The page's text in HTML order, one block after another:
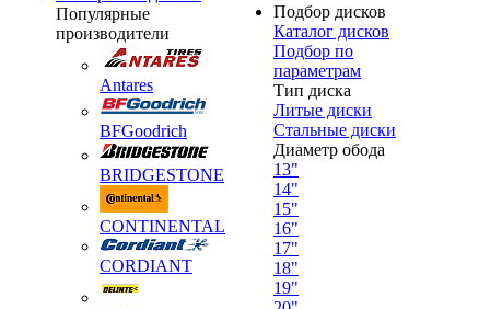
Популярные
производители
Antares
BFGoodrich
BRIDGESTONE
CONTINENTAL
CORDIANT
Подбор дисков
Каталог дисков
Подбор по
параметрам
Тип диска
Литые диски
Стальные диски
Диаметр обода
13"
14"
15"
16"
17"
18"
19"